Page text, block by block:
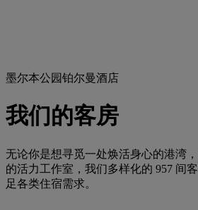
墨尔本公园铂尔曼酒店
我们的客房
无论你是想寻觅一处焕活身心的港湾
的活力工作室，我们多样化的 957 间
足各类住宿需求。